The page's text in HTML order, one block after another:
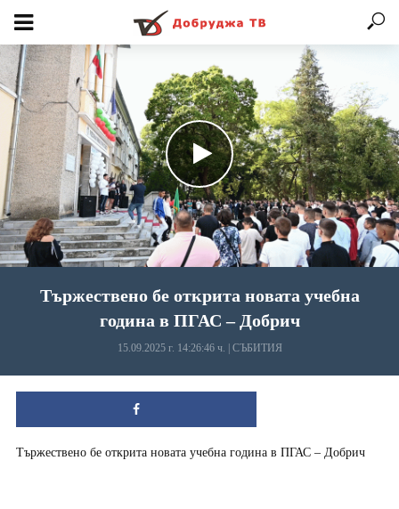
Тържествено бе открита новата учебна
година в ПГАС – Добрич
15.09.2025 г. 14:26:46 ч. СЪБИТИЯ
Тържествено бе открита новата учебна година в ПГАС – Добрич